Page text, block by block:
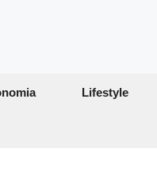
Lifestyle